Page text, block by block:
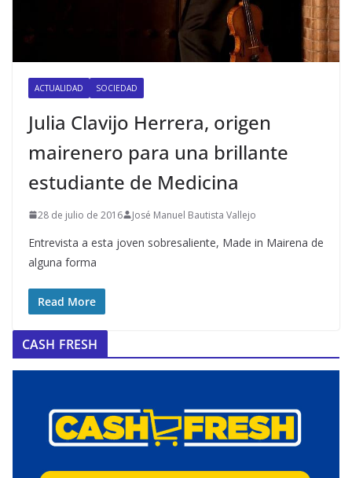
ACTUALIDAD SOCIEDAD
Julia Clavijo Herrera, origen
mairenero para una brillante
estudiante de Medicina
28 de julio de 2016 José Manuel Bautista Vallejo
Entrevista a esta joven sobresaliente, Made in Mairena de
alguna forma
Read More
CASH FRESH